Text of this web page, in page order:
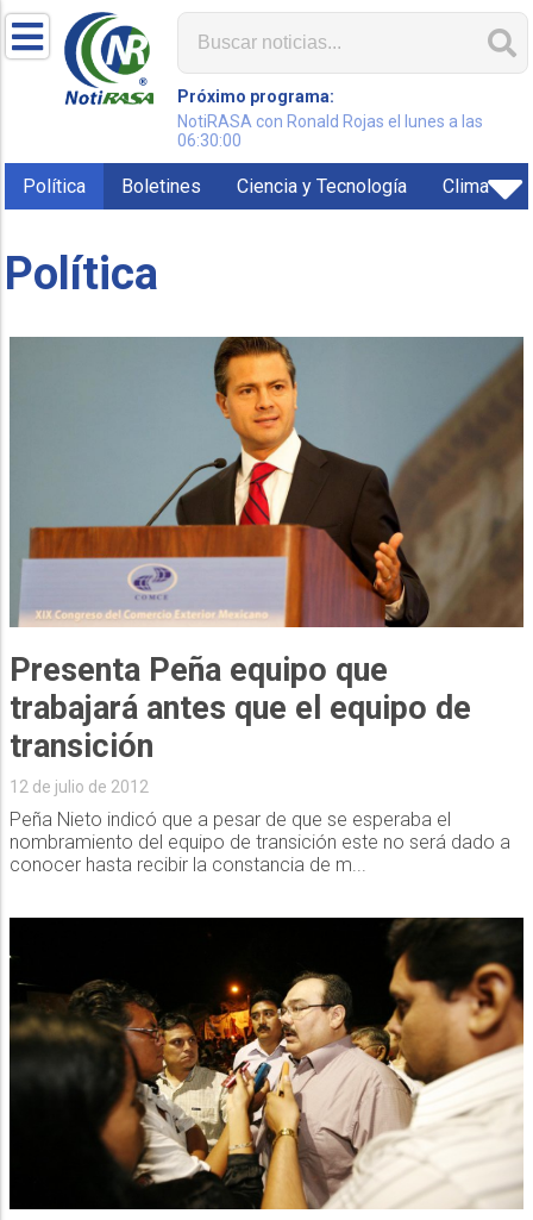
Próximo programa:
NotiRASA con Ronald Rojas el lunes a las
06:30:00
Política Boletines Ciencia y Tecnología Clima
Política
Presenta Peña equipo que
trabajará antes que el equipo de
transición
12 de julio de 2012
Peña Nieto indicó que a pesar de que se esperaba el
nombramiento del equipo de transición este no será dado a
conocer hasta recibir la constancia de m...